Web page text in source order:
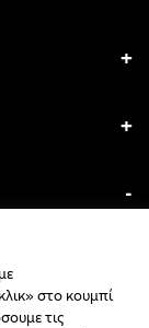
στο κουμπί
τις